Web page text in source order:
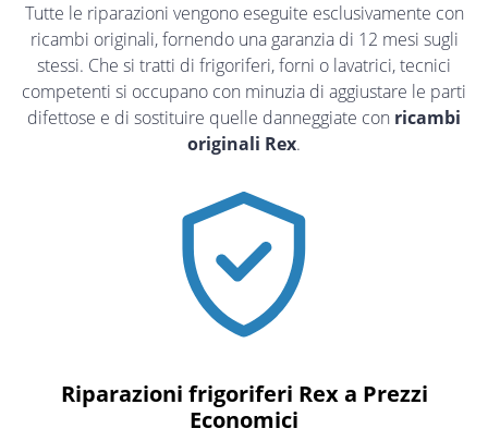
Tutte le riparazioni vengono eseguite esclusivamente con
ricambi originali, fornendo una garanzia di 12 mesi sugli
stessi. Che si tratti di frigoriferi, forni o lavatrici, tecnici
competenti si occupano con minuzia di aggiustare le parti
difettose e di sostituire quelle danneggiate con ricambi
originali Rex.
Riparazioni frigoriferi Rex a Prezzi
Economici